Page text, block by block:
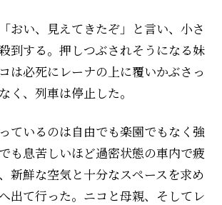
おい、見えてきたぞ」と言い、小さ
到する。押しつぶされそうになる妹
は必死にレーナの上に覆いかぶさっ
く、列車は停止した。
ているのは自由でも楽園でもなく強
も息苦しいほど過密状態の車内で疲
新鮮な空気と十分なスペースを求め
出て行った。ニコと母親、そしてレ